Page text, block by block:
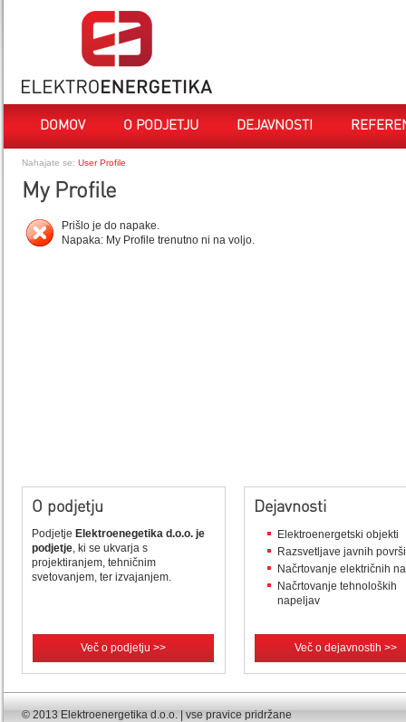
DOMOV O PODJETJU DEJAVNOSTI
Nahajate se: User Profile
My Profile
Prišlo je do napake.
Napaka: My Profile trenutno ni na voljo.
O podjetju
Podjetje Elektroenegetika d.o.o. je
podjetje, ki se ukvarja s
projektiranjem, tehničnim
svetovanjem, ter izvajanjem.
Več o podjetju >>
Dejavnosti
Elektroenergetski objekti
Razsvetljave javnih
Načrtovanje električnih
Načrtovanje tehnoloških
napeljav
Več o dejavnostih >>
© 2013 Elektroenergetika d.o.o. | vse pravice pridržane